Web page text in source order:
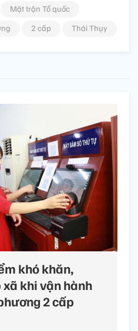
Mặt trận Tổ quốc
2 cấp Thái Thụy
khó khăn,
khi vận hành
2 cấp